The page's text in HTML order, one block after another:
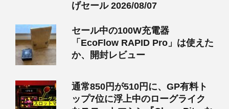
げセール 2026/08/07
セール中の100W充電器
「EcoFlow RAPID Pro」は使えた
か、開封レビュー
通常850円が510円に、GP有料ト
ップ7位に浮上中のローグライク